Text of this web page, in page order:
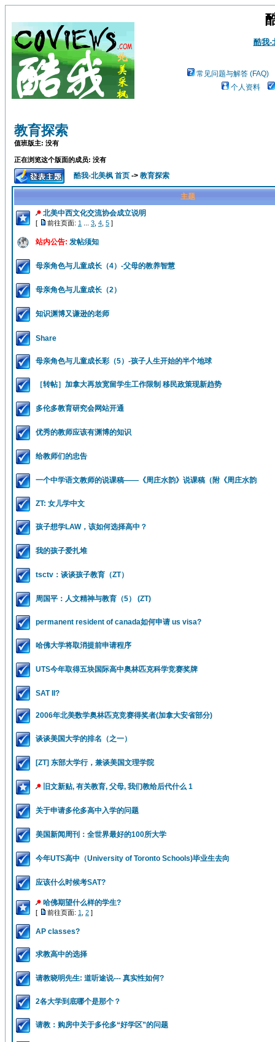
酷我-
常见问题与解答 (FAQ)
个人资料
教育探索
值班版主: 没有
正在浏览这个版面的成员: 没有
酷我-北美枫 首页 -> 教育探索
主题
北美中西文化交流协会成立说明
[ 前往页面: 1 3 4 5 ]
站内公告: 发帖须知
母亲角色与儿童成长（4）-父母的教养智慧
母亲角色与儿童成长（2）
知识渊博又谦逊的老师
Share
母亲角色与儿童成长彩（5）-孩子人生开始的半个地球
［转帖］加拿大再放宽留学生工作限制 移民政策现新趋势
多伦多教育研究会网站开通
优秀的教师应该有渊博的知识
给教师们的忠告
一个中学语文教师的说课稿——《周庄水韵》说课稿（附《周庄水韵
ZT: 女儿学中文
孩子想学LAW，该如何选择高中？
我的孩子爱扎堆
tsctv：谈谈孩子教育（ZT）
周国平：人文精神与教育（5） (ZT)
permanent resident of canada如何申请 us visa?
哈佛大学将取消提前申请程序
UTS今年取得五块国际高中奥林匹克科学竞赛奖牌
SAT II?
2006年北美数学奥林匹克竞赛得奖者(加拿大安省部分)
谈谈美国大学的排名（之一）
[ZT] 东部大学行，兼谈美国文理学院
旧文新贴, 有关教育, 父母, 我们教给后代什么 1
关于申请多伦多高中入学的问题
美国新闻周刊：全世界最好的100所大学
今年UTS高中（University of Toronto Schools)毕业生去向
应该什么时候考SAT?
哈佛期望什么样的学生?
[ 前往页面: 1 2 ]
AP classes?
求教高中的选择
请教晓明先生: 道听途说--- 真实性如何?
2各大学到底哪个是那个？
请教：购房中关于多伦多“好学区”的问题